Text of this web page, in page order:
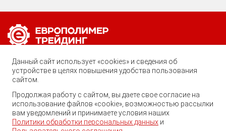
Позвоните нам по любому вопросу:
8 (800) 222-40-61
Ростов-на-Дону, ул. Вавилова, 59
trade@ep-group.ru
Данный сайт использует «cookies» и сведения об
устройстве в целях повышения удобства пользования
сайтом.
Продолжая работу с сайтом, вы даете свое согласие на
использование файлов «cookie», возможностью рассылки
вам уведомлений и принимаете условия наших
Политики обработки персональных данных и